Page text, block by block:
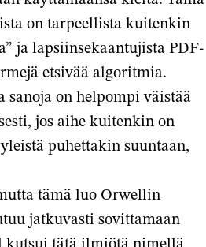
on tarpeellista kuitenkin
ja lapsiinsekaantujista PDF-
etsivää algoritmia.
on helpompi väistää
jos aihe kuitenkin on
puhettakin suuntaan,
tämä luo Orwellin
jatkuvasti sovittamaan